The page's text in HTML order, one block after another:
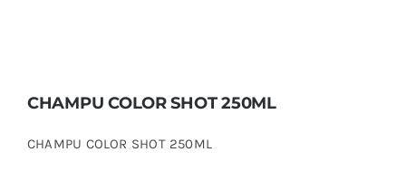
CHAMPU COLOR SHOT 250ML
CHAMPU COLOR SHOT 250ML